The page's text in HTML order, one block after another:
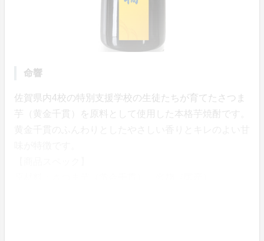
命響
佐賀県内4校の特別支援学校の生徒たちが育てたさつま
芋（黄金千貫）を原料として使用した本格芋焼酎です。